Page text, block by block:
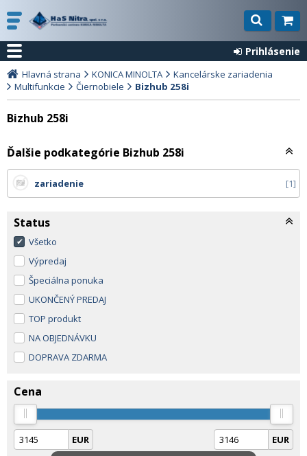
Prihlásenie
Hlavná strana KONICA MINOLTA
Kancelárske zariadenia
Multifunkcie
Čiernobiele Bizhub 258i
Bizhub 258i
Ďalšie podkategórie Bizhub 258i
zariadenie 1
Status
Všetko
Výpredaj
Špeciálna ponuka
UKONČENÝ PREDAJ
TOP produkt
NA OBJEDNÁVKU
DOPRAVA ZDARMA
Cena
EUR EUR